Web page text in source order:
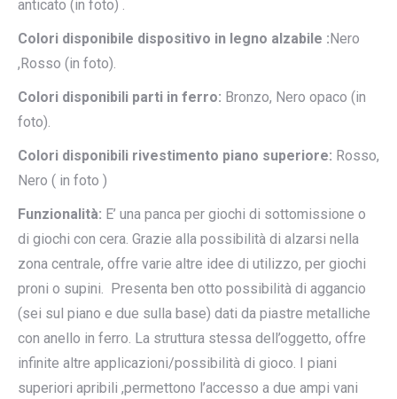
anticato (in foto) .
Colori disponibile dispositivo in legno alzabile :Nero
,Rosso (in foto).
Colori disponibili parti in ferro: Bronzo, Nero opaco (in
foto).
Colori disponibili rivestimento piano superiore: Rosso,
Nero ( in foto )
Funzionalità: E’ una panca per giochi di sottomissione o
di giochi con cera. Grazie alla possibilità di alzarsi nella
zona centrale, offre varie altre idee di utilizzo, per giochi
proni o supini. Presenta ben otto possibilità di aggancio
(sei sul piano e due sulla base) dati da piastre metalliche
con anello in ferro. La struttura stessa dell’oggetto, offre
infinite altre applicazioni/possibilità di gioco. I piani
superiori apribili ,permettono l’accesso a due ampi vani